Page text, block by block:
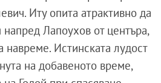
Иту опита атрактивно да
Лапоухов от центъра,
навреме. Истинската лудост
на добавеното време,